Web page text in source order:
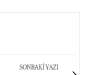
SONRAKI YAZI